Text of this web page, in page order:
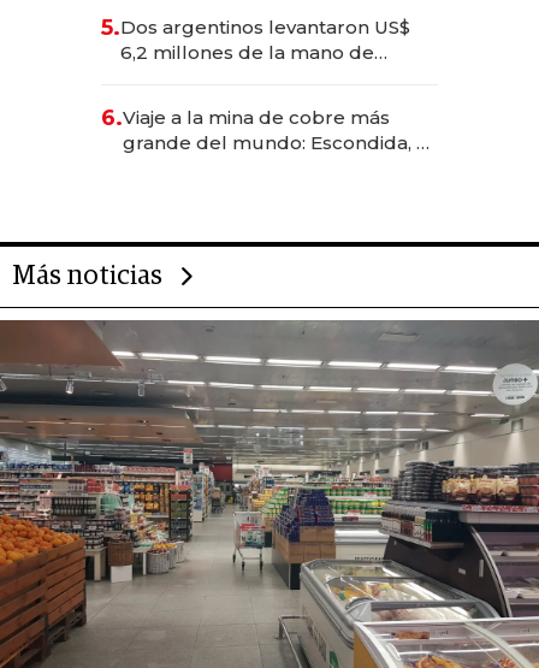
para convertirse en experiencias
transformadoras
5.Dos argentinos levantaron US$
6,2 millones de la mano de
6.Viaje a la mina de cobre más
grande del mundo: Escondida, el
Más noticias